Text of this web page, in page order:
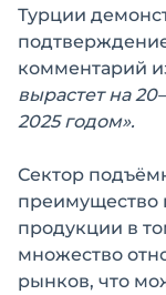
Турции
комментарий
вырастет на
2025 годом».
Сектор
преимущество
продукции в
множество
рынков, что